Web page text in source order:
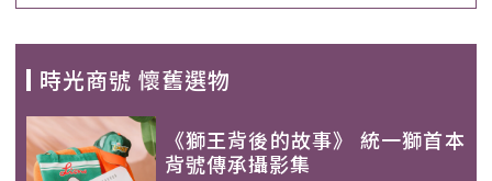
時光商號 懷舊選物
《獅王背後的故事》 統一獅首本
背號傳承攝影集